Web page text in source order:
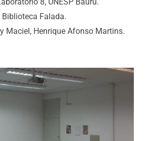
Falada.
Maciel, Henrique Afonso Martins.